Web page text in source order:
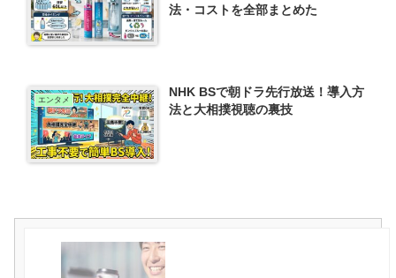
法・コストを全部まとめた
エンタメ
NHK BSで朝ドラ先行放送！導入方
法と大相撲視聴の裏技